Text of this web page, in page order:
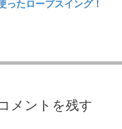
ったロープスイング！
メントを残す